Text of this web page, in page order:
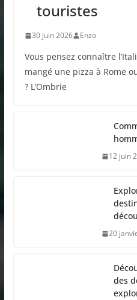
touristes
30 juin 2026 Enzo
Vous pensez connaître
mangé une pizza à Rome
? L’Ombrie
12 juin
20
des